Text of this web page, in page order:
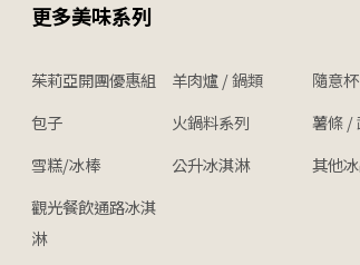
更多美味系列
茱莉亞開團優惠組 羊肉爐 / 鍋類
隨意杯
包子
火鍋料系列
薯條 /
雪糕/冰棒
公升冰淇淋
其他
觀光餐飲通路冰淇
淋